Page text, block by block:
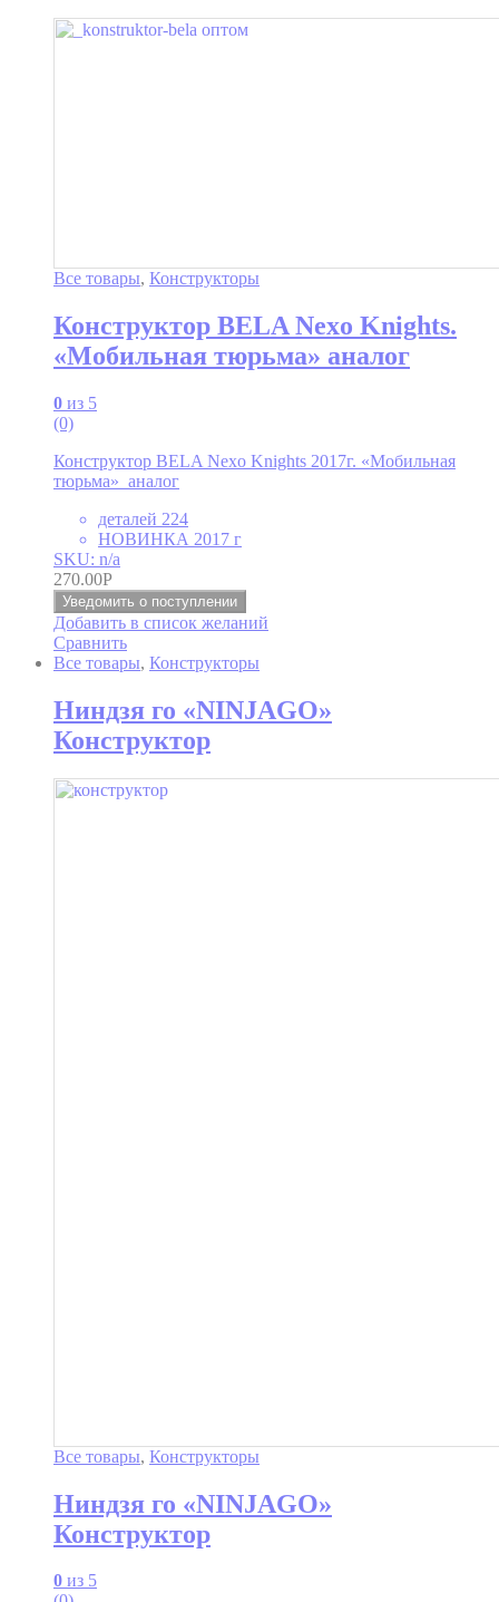
Все товары, Конструкторы
Конструктор BELA Nexo Knights.
«Мобильная тюрьма» аналог
0 из 5
(0)
Конструктор BELA Nexo Knights 2017г. «Мобильная
тюрьма» аналог
деталей 224
НОВИНКА 2017 г
SKU: n/a
270.00Р
Уведомить о поступлении
Добавить в список желаний
Сравнить
Все товары, Конструкторы
Ниндзя го «NINJAGO»
Конструктор
Все товары, Конструкторы
Ниндзя го «NINJAGO»
Конструктор
0 из 5